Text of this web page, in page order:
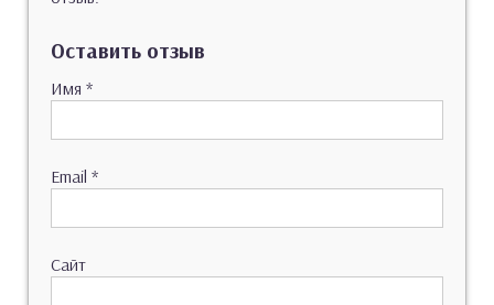
Оставить отзыв
Имя *
Email *
Сайт